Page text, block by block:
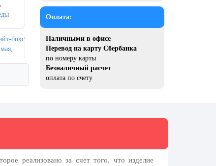
Оплата:
Наличными в офисе
Перевод на карту Сбербанка
по номеру карты
Безналичный расчет
оплата по счету
реализовано за счет того, что изделие